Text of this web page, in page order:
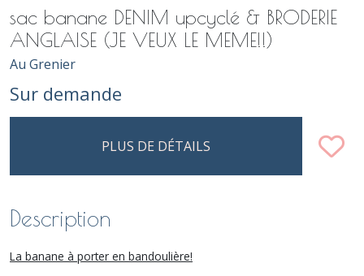
sac banane DENIM upcyclé & BRODERIE
ANGLAISE (JE VEUX LE MEME!!)
Au Grenier
Sur demande
PLUS DE DÉTAILS
Description
La banane à porter en bandoulière!